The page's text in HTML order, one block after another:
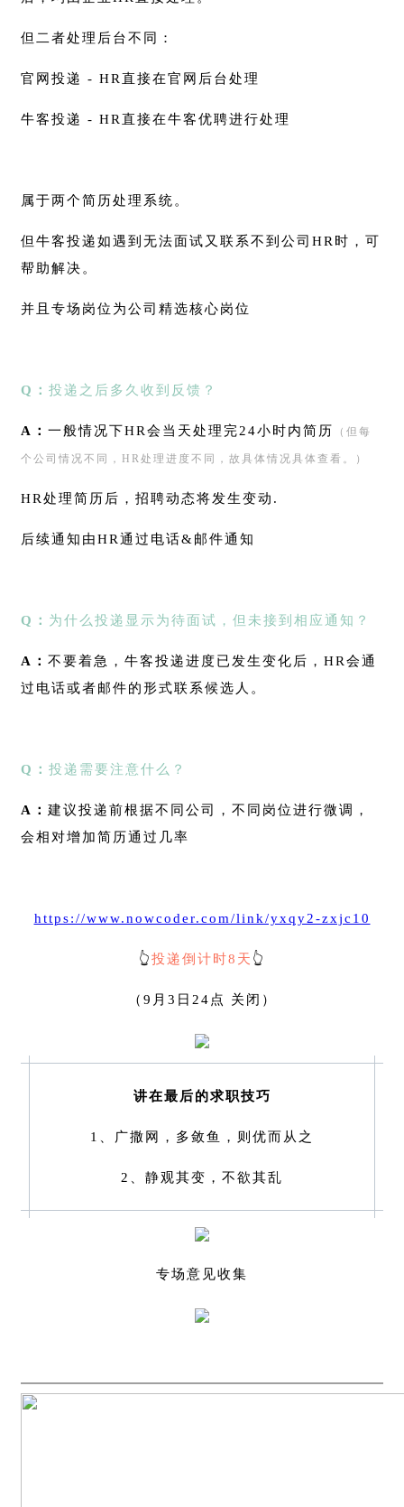
但二者处理后台不同：
官网投递 - HR直接在官网后台处理
牛客投递 - HR直接在牛客优聘进行处理
属于两个简历处理系统。
但牛客投递如遇到无法面试又联系不到公司HR时，可
帮助解决。
并且专场岗位为公司精选核心岗位
Q： 投递之后多久收到反馈？
A： 一般情况下HR会当天处理完24小时内简历 （但每
个公司情况不同，HR处理进度不同，故具体情况具体查看。）
HR处理简历后，招聘动态将发生变动.
后续通知由HR通过电话&邮件通知
Q： 为什么投递显示为待面试，但未接到相应通知？
A： 不要着急，牛客投递进度已发生变化后，HR会通
过电话或者邮件的形式联系候选人。
Q： 投递需要注意什么？
A： 建议投递前根据不同公司，不同岗位进行微调，
会相对增加简历通过几率
https://www.nowcoder.com/link/yxqy2-zxjc10
👆投递倒计时8天 👆
（9月3日24点 关闭）
讲在最后的求职技巧
1、广撒网，多敛鱼，则优而从之
2、静观其变，不欲其乱
专场意见收集